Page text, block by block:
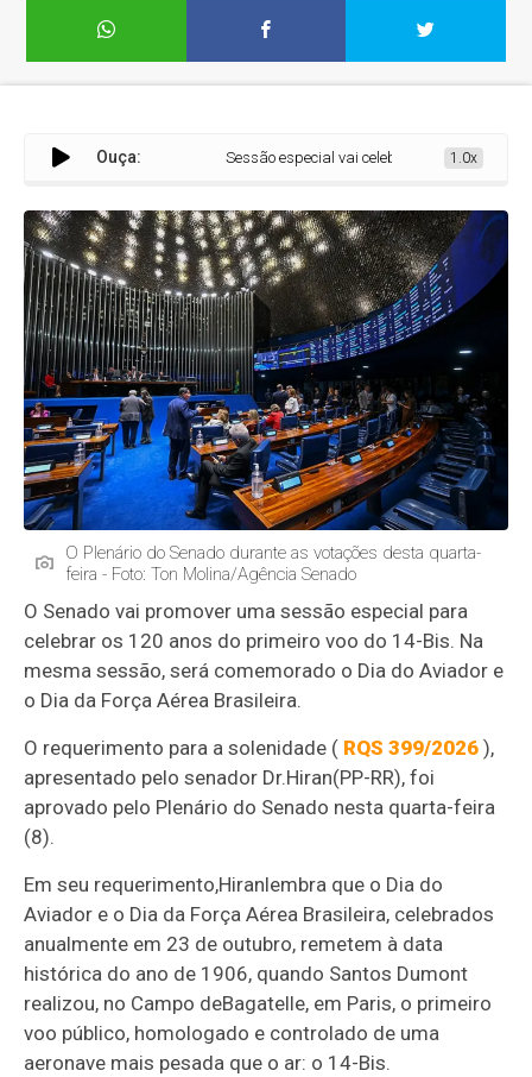
Ouça: Sessão especial vai celebrar os 120 anos do
1.0x
O Plenário do Senado durante as votações desta quarta-
feira - Foto: Ton Molina/Agência Senado
O Senado vai promover uma sessão especial para
celebrar os 120 anos do primeiro voo do 14-Bis. Na
mesma sessão, será comemorado o Dia do Aviador e
o Dia da Força Aérea Brasileira.
O requerimento para a solenidade ( RQS 399/2026 ),
apresentado pelo senador Dr.Hiran(PP-RR), foi
aprovado pelo Plenário do Senado nesta quarta-feira
(8).
Em seu requerimento,Hiranlembra que o Dia do
Aviador e o Dia da Força Aérea Brasileira, celebrados
anualmente em 23 de outubro, remetem à data
histórica do ano de 1906, quando Santos Dumont
realizou, no Campo deBagatelle, em Paris, o primeiro
voo público, homologado e controlado de uma
aeronave mais pesada que o ar: o 14-Bis.